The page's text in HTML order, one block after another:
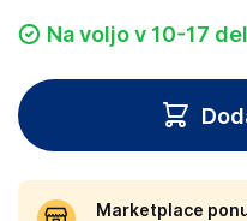
Na voljo v 10-17
Marketplace